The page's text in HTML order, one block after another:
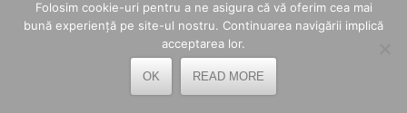
Spitalul de Urgență Petroșani - 0254.544.321
Număr Unic de Urgență - 112
Folosim cookie-uri pentru a ne asigura că vă oferim cea mai
bună experiență pe site-ul nostru. Continuarea navigării implică
acceptarea lor.
OK READ MORE